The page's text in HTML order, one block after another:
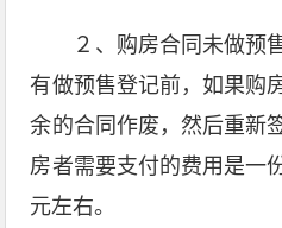
２、购房合同未做预
有做预售登记前，如果购
余的合同作废，然后重新
房者需要支付的费用是一
元左右。